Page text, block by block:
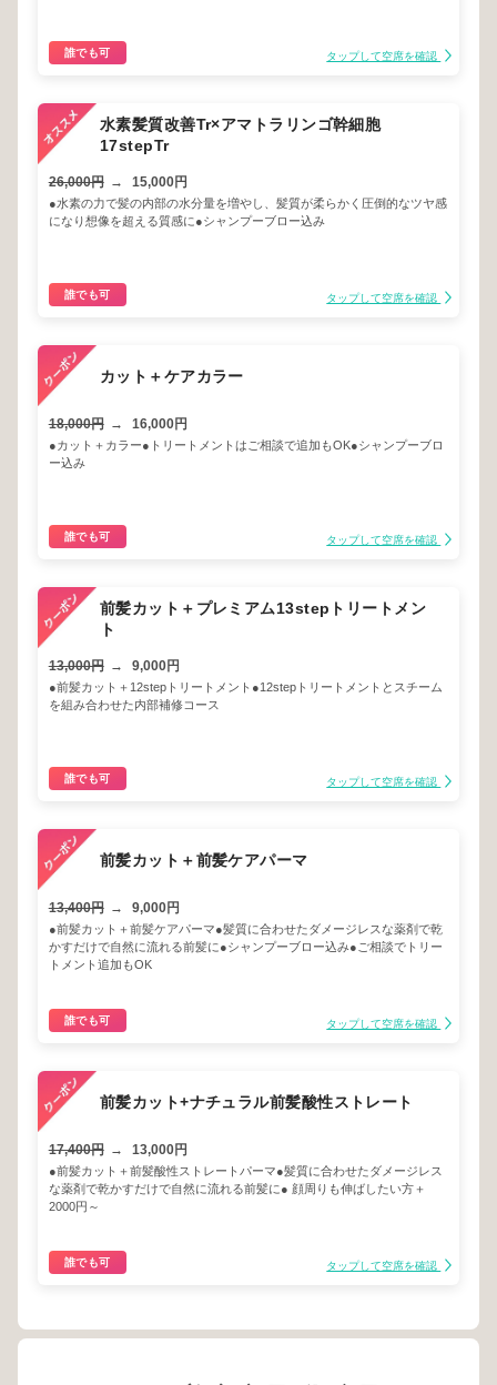
誰でも可 タップして空席を確認
水素髪質改善Tr×アマトラリンゴ幹細胞
17stepTr
26,000円 → 15,000円
●水素の力で髪の内部の水分量を増やし、髪質が柔らかく圧倒的なツヤ感
になり想像を超える質感に●シャンプーブロー込み
誰でも可 タップして空席を確認
カット＋ケアカラー
18,000円 → 16,000円
●カット＋カラー●トリートメントはご相談で追加もOK●シャンプーブロ
ー込み
誰でも可 タップして空席を確認
前髪カット＋プレミアム13stepトリートメン
ト
13,000円 → 9,000円
●前髪カット＋12stepトリートメント●12stepトリートメントとスチーム
を組み合わせた内部補修コース
誰でも可 タップして空席を確認
前髪カット＋前髪ケアパーマ
13,400円 → 9,000円
●前髪カット＋前髪ケアパーマ●髪質に合わせたダメージレスな薬剤で乾
かすだけで自然に流れる前髪に●シャンプーブロー込み●ご相談でトリー
トメント追加もOK
誰でも可 タップして空席を確認
前髪カット+ナチュラル前髪酸性ストレート
17,400円 → 13,000円
●前髪カット＋前髪酸性ストレートパーマ●髪質に合わせたダメージレス
な薬剤で乾かすだけで自然に流れる前髪に● 顔周りも伸ばしたい方＋
2000円～
誰でも可 タップして空席を確認